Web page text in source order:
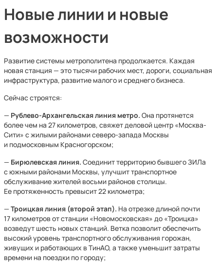
Новые линии и новые
возможности
Развитие системы метрополитена продолжается. Каждая
новая станция — это тысячи рабочих мест, дороги, социальная
инфраструктура, развитие малого и среднего бизнеса.
Сейчас строятся:
— Рублево-Архангельская линия метро. Она протянется
более чем на 27 километров, свяжет деловой центр «Москва-
Сити» с жилыми районами северо-запада Москвы
и подмосковным Красногорском;
— Бирюлевская линия. Соединит территорию бывшего ЗИЛа
с южными районами Москвы, улучшит транспортное
обслуживание жителей восьми районов столицы.
Ее протяженность превысит 22 километра;
— Троицкая линия (второй этап). На отрезке длиной почти
17 километров от станции «Новомосковская» до «Троицка»
возведут шесть новых станций. Ветка позволит обеспечить
высокий уровень транспортного обслуживания горожан,
живущих и работающих в ТинАО, а также уменьшит затраты
времени на поездки по городу;